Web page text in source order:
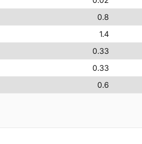
0.8
1.4
0.33
0.33
0.6